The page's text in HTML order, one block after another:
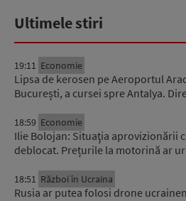
Ultimele stiri
19:11 Economie
Lipsa de kerosen pe Aeroportul
București, a cursei spre Antalya.
18:59 Economie
Ilie Bolojan: Situaţia aprovizionării
deblocat. Prețurile la motorină ar
18:51 Război în Ucraina
Rusia ar putea folosi drone